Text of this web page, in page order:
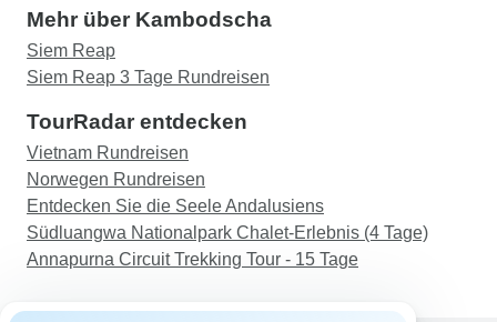
Mehr über Kambodscha
Siem Reap
Siem Reap 3 Tage Rundreisen
TourRadar entdecken
Vietnam Rundreisen
Norwegen Rundreisen
Entdecken Sie die Seele Andalusiens
Südluangwa Nationalpark Chalet-Erlebnis (4 Tage)
Annapurna Circuit Trekking Tour - 15 Tage